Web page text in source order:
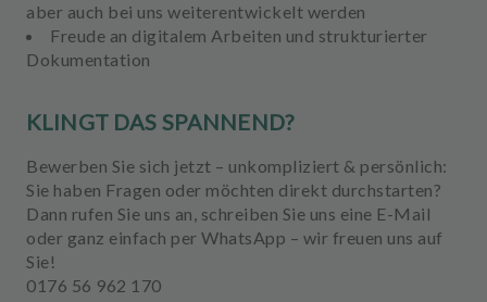
aber auch bei uns weiterentwickelt werden
Freude an digitalem Arbeiten und strukturierter
Dokumentation
KLINGT DAS SPANNEND?
Bewerben Sie sich jetzt – unkompliziert & persönlich:
Sie haben Fragen oder möchten direkt durchstarten?
Dann rufen Sie uns an, schreiben Sie uns eine E-Mail
oder ganz einfach per WhatsApp – wir freuen uns auf
Sie!
0176 56 962 170